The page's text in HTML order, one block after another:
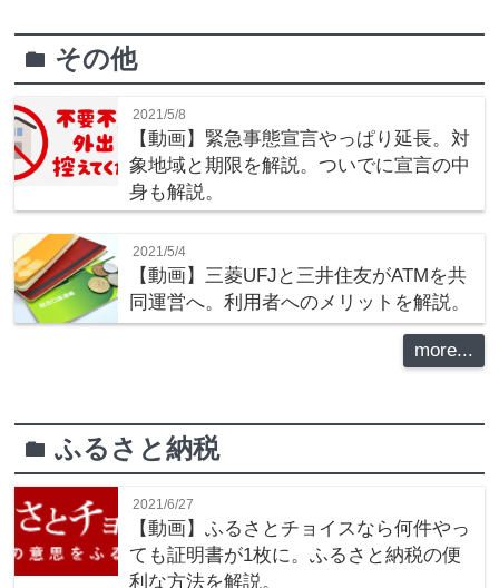
folder その他
2021/5/8
【動画】緊急事態宣言やっぱり延長。対
象地域と期限を解説。ついでに宣言の中
身も解説。
2021/5/4
【動画】三菱UFJと三井住友がATMを共
同運営へ。利用者へのメリットを解説。
more...
folderふるさと納税
2021/6/27
【動画】ふるさとチョイスなら何件やっ
ても証明書が1枚に。ふるさと納税の便
利な方法を解説。